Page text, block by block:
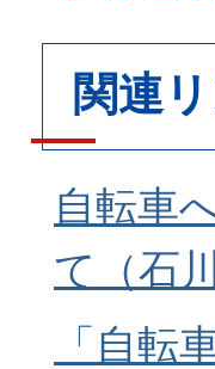
関連
自転車
て（石
「自転